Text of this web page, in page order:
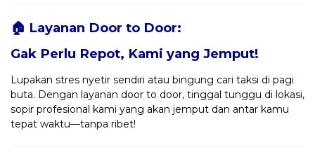
🏠 Layanan Door to Door:
Gak Perlu Repot, Kami yang Jemput!
Lupakan stres nyetir sendiri atau bingung cari taksi di pagi
buta. Dengan layanan door to door, tinggal tunggu di lokasi,
sopir profesional kami yang akan jemput dan antar kamu
tepat waktu—tanpa ribet!